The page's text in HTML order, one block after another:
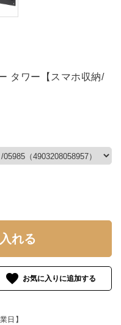
タワー【スマホ収納/
れる
favorite
日】